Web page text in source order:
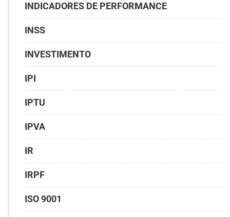
INDICADORES DE PERFORMANCE
INSS
INVESTIMENTO
IPI
IPTU
IPVA
IR
IRPF
ISO 9001